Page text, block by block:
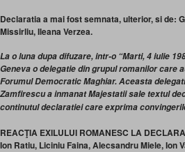
Declaratia a mai fost semnata, ulterior, si de:
Missirliu, Ileana Verzea.
La o luna dupa difuzare, intr-o “Marti, 4 iulie
Geneva o delegatie din grupul romanilor care
Forumul Democratic Maghiar. Aceasta
Zamfirescu a inmanat Majestatii sale textul
continutul declaratiei care exprima
REACŢIA EXILULUI ROMANESC LA
Ion Ratiu, Liciniu Faina, Alecsandru Miele, Ion